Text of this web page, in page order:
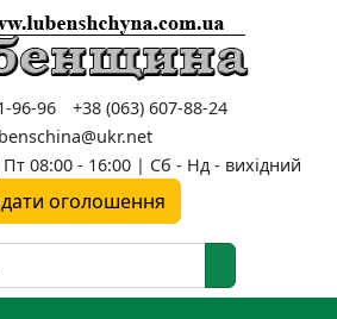
96-96
+38 (063) 607-88-24
08:00 - 16:00 | Сб - Нд - вихідний
оголошення